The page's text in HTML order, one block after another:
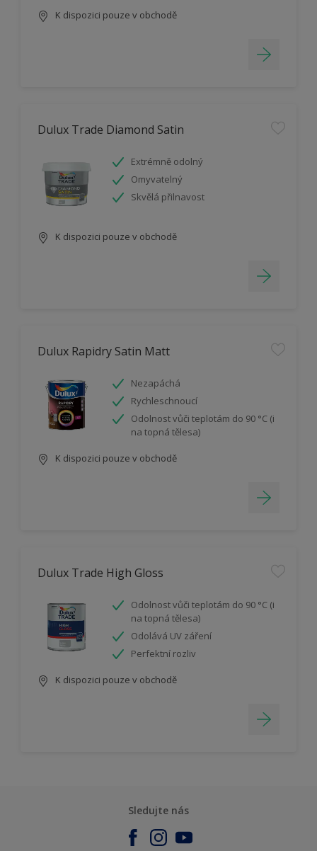
K dispozici pouze v obchodě
Dulux Trade Diamond Satin
Extrémně odolný
Omyvatelný
Skvělá přilnavost
K dispozici pouze v obchodě
Dulux Rapidry Satin Matt
Nezapáchá
Rychleschnoucí
Odolnost vůči teplotám do 90 °C (i
na topná tělesa)
K dispozici pouze v obchodě
Dulux Trade High Gloss
Odolnost vůči teplotám do 90 °C (i
na topná tělesa)
Odolává UV záření
Perfektní rozliv
K dispozici pouze v obchodě
Sledujte nás